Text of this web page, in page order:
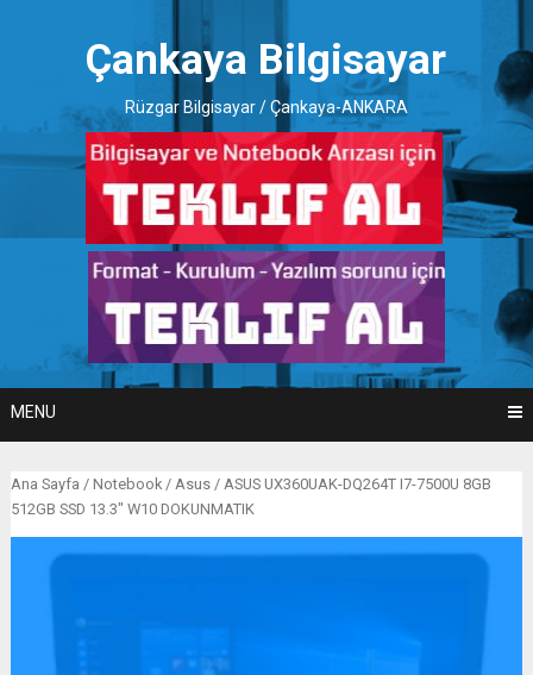
Çankaya Bilgisayar
Rüzgar Bilgisayar / Çankaya-ANKARA
MENU
Ana Sayfa / Notebook/ Asus/ ASUS UX360UAK-DQ264T I7-7500U 8GB
512GB SSD 13.3″ W10 DOKUNMATIK